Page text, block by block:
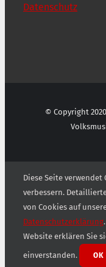
Datenschutz
© Copyright
Diese Seite
verbessern.
von Cookies auf
Datenschutzerklärung
Website erklären Sie
einverstanden. OK